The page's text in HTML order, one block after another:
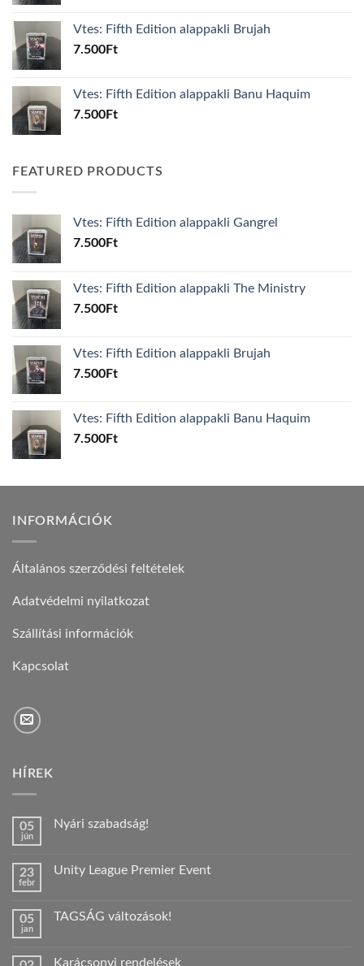
Vtes: Fifth Edition alappakli Brujah
7.500Ft
Vtes: Fifth Edition alappakli Banu Haquim
7.500Ft
FEATURED PRODUCTS
Vtes: Fifth Edition alappakli Gangrel
7.500Ft
Vtes: Fifth Edition alappakli The Ministry
7.500Ft
Vtes: Fifth Edition alappakli Brujah
7.500Ft
Vtes: Fifth Edition alappakli Banu Haquim
7.500Ft
INFORMÁCIÓK
Általános szerződési feltételek
Adatvédelmi nyilatkozat
Szállítási információk
Kapcsolat
HÍREK
05
jún
Nyári szabadság!
Nyári
23
febr
Unity League Premier Event
Unity
bejegyzéshez
05
jan
TAGSÁG változások!
Karácsonyi rendelések